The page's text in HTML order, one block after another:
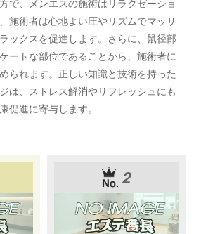
施術者は心地よい圧やリズムでマッサ
ックスを促進します。さらに、鼠径部
ートな部位であることから、施術者に
られます。正しい知識と技術を持った
は、ストレス解消やリフレッシュにも
促進に寄与します。
2